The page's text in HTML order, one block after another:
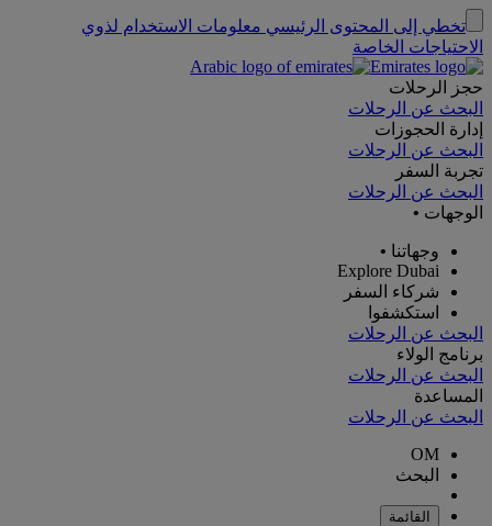
تخطي إلى المحتوى الرئيسي معلومات الاستخدام لذوي
الاحتياجات الخاصة
حجز الرحلات
البحث عن الرحلات
إدارة الحجوزات
البحث عن الرحلات
تجربة السفر
البحث عن الرحلات
الوجهات •
وجهاتنا •
Explore Dubai
شركاء السفر
استكشفوا
البحث عن الرحلات
برنامج الولاء
البحث عن الرحلات
المساعدة
البحث عن الرحلات
OM
البحث
القائمة